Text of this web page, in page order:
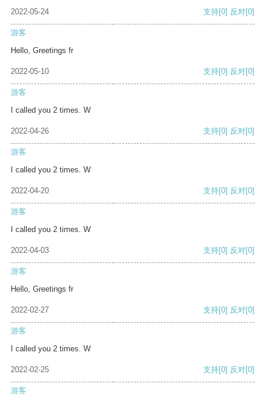
2022-05-24 支持[0] 反对[0]
游客
Hello, Greetings fr
2022-05-10 支持[0] 反对[0]
游客
I called you 2 times. W
2022-04-26 支持[0] 反对[0]
游客
I called you 2 times. W
2022-04-20 支持[0] 反对[0]
游客
I called you 2 times. W
2022-04-03 支持[0] 反对[0]
游客
Hello, Greetings fr
2022-02-27 支持[0] 反对[0]
游客
I called you 2 times. W
2022-02-25 支持[0] 反对[0]
游客